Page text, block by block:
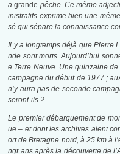
agrande pêche. Ce même
inistratifs exprime bien une
sé qui sépare la connaissance
Il y a longtemps déjà que Pierre
nde sont morts. Aujourd’hui
e Terre Neuve. Une quinzaine
campagne du début de 1977 ;
n’y aura pas de seconde
seront-ils ?
Le premier débarquement de
ue– et dont les archives aient
ort de Bretagne nord, à 25 km à
ngt ans après la découverte de